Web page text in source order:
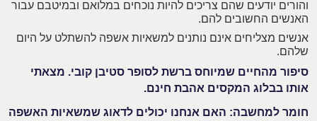
והורים יודעים שהם צריכים להיות נוכחים במלואם ובמיטבם עבור
האנשים החשובים להם.
אנשים מצליחים אינם נותנים למשאיות אשפה להשתלט על היום
שלהם.
סיפור מהחיים שמיוחס ברשת לסופר סטיבן קובי. מצאתי
אותו בבלוג המקסים אהבת חינם.
חומר למחשבה: האם אנחנו יכולים לדאוג שמשאיות האשפה